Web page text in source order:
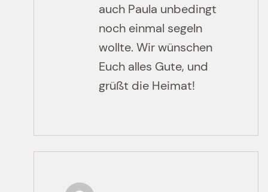
auch Paula unbedingt
noch einmal segeln
wollte. Wir wünschen
Euch alles Gute, und
grüßt die Heimat!